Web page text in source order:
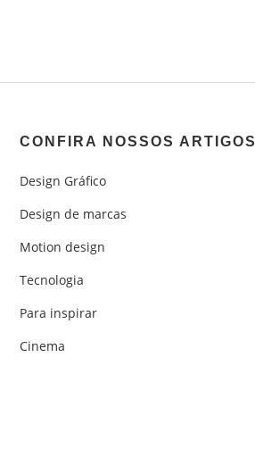
CONFIRA NOSSOS ARTIGOS
Design Gráfico
Design de marcas
Motion design
Tecnologia
Para inspirar
Cinema